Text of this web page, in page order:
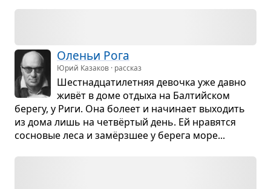
Оле­ньи Рога
Юрий Казаков · рассказ
Шест­надца­ти­лет­няя девочка уже давно
живёт в доме отдыха на Бал­тийском
берегу, у Риги. Она болеет и начи­нает выхо­дить
из дома лишь на четвёр­тый день. Ей нра­вятся
сос­но­вые леса и замёрз­шее у берега море...